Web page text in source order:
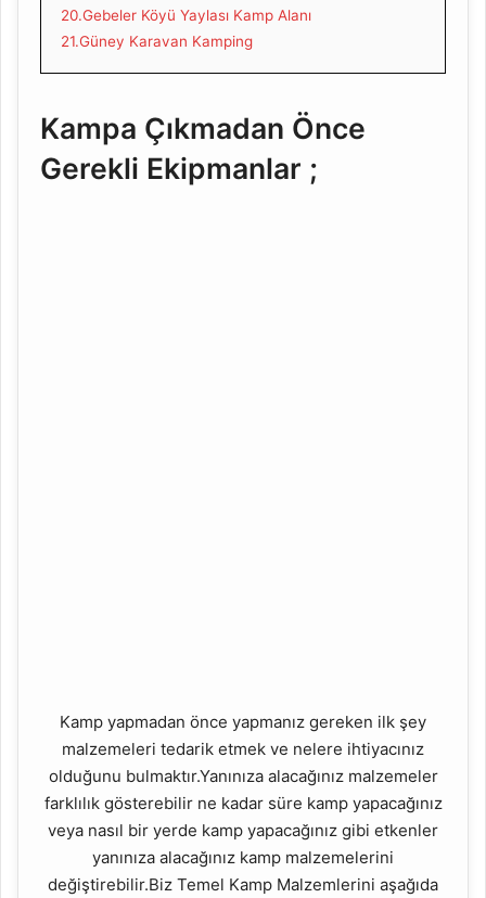
20.Gebeler Köyü Yaylası Kamp Alanı
21.Güney Karavan Kamping
Kampa Çıkmadan Önce
Gerekli Ekipmanlar ;
Kamp yapmadan önce yapmanız gereken ilk şey
malzemeleri tedarik etmek ve nelere ihtiyacınız
olduğunu bulmaktır.Yanınıza alacağınız malzemeler
farklılık gösterebilir ne kadar süre kamp yapacağınız
veya nasıl bir yerde kamp yapacağınız gibi etkenler
yanınıza alacağınız kamp malzemelerini
değiştirebilir.Biz Temel Kamp Malzemlerini aşağıda